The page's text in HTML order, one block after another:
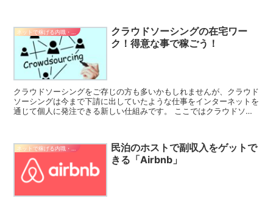
クラウドソーシングの在宅ワー
ク！得意な事で稼ごう！
クラウドソーシングをご存じの方も多いかもしれませんが、クラウド
ソーシングは今まで下請に出していたような仕事をインターネットを
通じて個人に発注できる新しい仕組みです。 ここではクラウドソー
民泊のホストで副収入をゲットで
きる「Airbnb」